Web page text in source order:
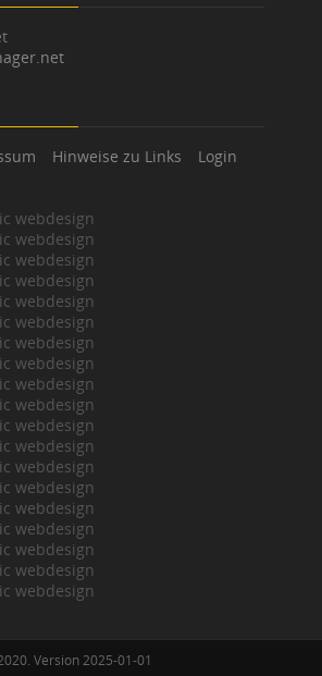
Hinweise zu Links Login
Version 2025-01-01